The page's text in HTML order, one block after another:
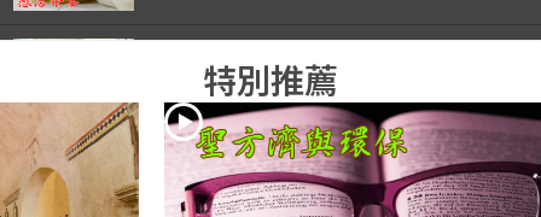
錢玲珠 老師
【信仰之旅】第十五集：「入門聖事」—錢
玲珠 老師
特別推薦